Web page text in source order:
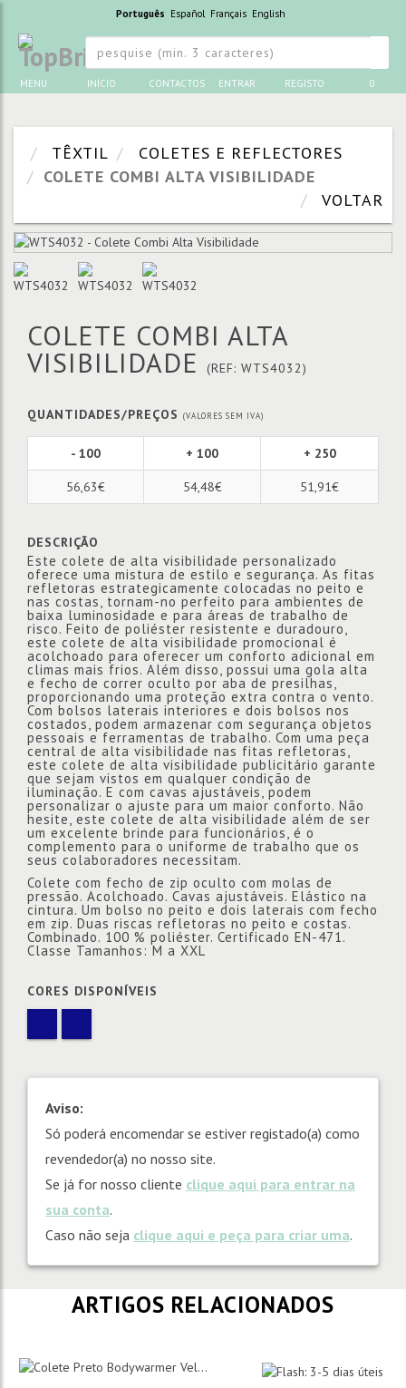
Português Español Français English
MENU INÍCIO CONTACTOS ENTRAR REGISTO 0
TÊXTIL
COLETES E REFLECTORES
COLETE COMBI ALTA VISIBILIDADE
VOLTAR
COLETE COMBI ALTA
VISIBILIDADE (REF: WTS4032)
QUANTIDADES/PREÇOS (VALORES SEM IVA)
- 100 + 100 + 250
56,63€ 54,48€ 51,91€
DESCRIÇÃO
Este colete de alta visibilidade personalizado
oferece uma mistura de estilo e segurança. As fitas
refletoras estrategicamente colocadas no peito e
nas costas, tornam-no perfeito para ambientes de
baixa luminosidade e para áreas de trabalho de
risco. Feito de poliéster resistente e duradouro,
este colete de alta visibilidade promocional é
acolchoado para oferecer um conforto adicional em
climas mais frios. Além disso, possui uma gola alta
e fecho de correr oculto por aba de presilhas,
proporcionando uma proteção extra contra o vento.
Com bolsos laterais interiores e dois bolsos nos
costados, podem armazenar com segurança objetos
pessoais e ferramentas de trabalho. Com uma peça
central de alta visibilidade nas fitas refletoras,
este colete de alta visibilidade publicitário garante
que sejam vistos em qualquer condição de
iluminação. E com cavas ajustáveis, podem
personalizar o ajuste para um maior conforto. Não
hesite, este colete de alta visibilidade além de ser
um excelente brinde para funcionários, é o
complemento para o uniforme de trabalho que os
seus colaboradores necessitam.
Colete com fecho de zip oculto com molas de
pressão. Acolchoado. Cavas ajustáveis. Elástico na
cintura. Um bolso no peito e dois laterais com fecho
em zip. Duas riscas refletoras no peito e costas.
Combinado. 100 % poliéster. Certificado EN-471.
Classe Tamanhos: M a XXL
CORES DISPONÍVEIS
Aviso:
Só poderá encomendar se estiver registado(a) como
revendedor(a) no nosso site.
Se já for nosso cliente clique aqui para entrar na
sua conta.
Caso não seja clique aqui e peça para criar uma.
ARTIGOS RELACIONADOS